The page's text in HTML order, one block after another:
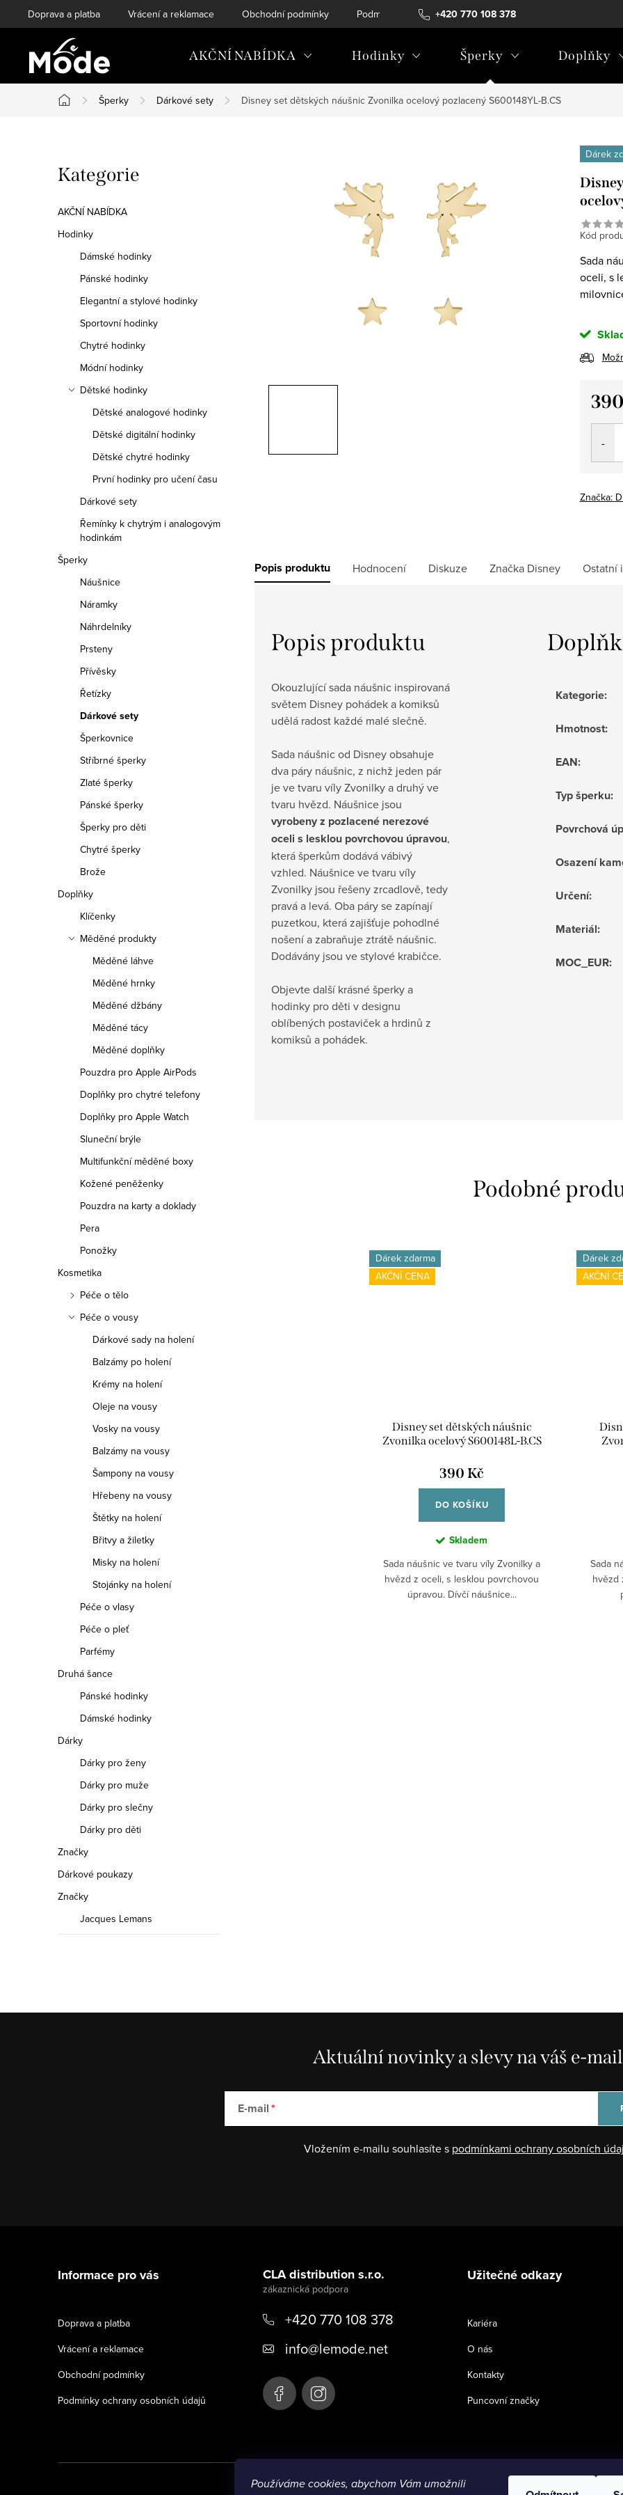
Používáme cookies, abychom Vám umožnili
na
+420 770 108 378
Doprava a platba Vrácení a reklamace Obchodní podmínky Podmínky ochrany osobních údajů
AKČNÍ NABÍDKA Hodinky Šperky Doplňky
Domů
Šperky Dárkové sety Disney set dětských náušnic Zvonilka ocelový pozlacený S600148YL-B.CS
o
s
t
Přeskočit
kategorie
Kategorie
AKČNÍ NABÍDKA
Hodinky
Dámské hodinky
Pánské hodinky
Elegantní a stylové hodinky
Sportovní hodinky
Chytré hodinky
Módní hodinky
Dětské hodinky
Dětské analogové hodinky
Dětské digitální hodinky
Dětské chytré hodinky
První hodinky pro učení času
Dárkové sety
Řemínky k chytrým i analogovým
hodinkám
Šperky
Náušnice
Náramky
Náhrdelníky
Prsteny
Přívěsky
Řetízky
Dárkové sety
Šperkovnice
Stříbrné šperky
Zlaté šperky
Pánské šperky
Šperky pro děti
Chytré šperky
Brože
Doplňky
Klíčenky
Měděné produkty
Měděné láhve
Měděné hrnky
Měděné džbány
Měděné tácy
Měděné doplňky
Pouzdra pro Apple AirPods
Doplňky pro chytré telefony
Doplňky pro Apple Watch
Sluneční brýle
Multifunkční měděné boxy
Kožené peněženky
Pouzdra na karty a doklady
Pera
Ponožky
Kosmetika
Péče o tělo
Péče o vousy
Dárkové sady na holení
Balzámy po holení
Krémy na holení
Oleje na vousy
Vosky na vousy
Balzámy na vousy
Šampony na vousy
Hřebeny na vousy
Štětky na holení
Břitvy a žiletky
Misky na holení
Stojánky na holení
Péče o vlasy
Péče o pleť
Parfémy
Druhá šance
Pánské hodinky
Dámské hodinky
Dárky
Dárky pro ženy
Dárky pro muže
Dárky pro slečny
Dárky pro děti
Značky
Dárkové poukazy
Značky
Jacques Lemans
Dárek
Kód
Sada
oceli, s
Měrná
Značka:
Popis produktu Hodnocení Diskuze Značka Disney Ostatní
Popis produktu
Okouzlující sada náušnic inspirovaná
světem Disney pohádek a komiksů
udělá radost každé malé slečně.
Sada náušnic od Disney obsahuje
dva páry náušnic, z nichž jeden pár
je ve tvaru víly Zvonilky a druhý ve
tvaru hvězd. Náušnice jsou
vyrobeny z pozlacené nerezové
oceli s lesklou povrchovou úpravou,
která šperkům dodává vábivý
vzhled. Náušnice ve tvaru víly
Zvonilky jsou řešeny zrcadlově, tedy
pravá a levá. Oba páry se zapínají
puzetkou, která zajišťuje pohodlné
nošení a zabraňuje ztrátě náušnic.
Dodávány jsou ve stylové krabičce.
Objevte další krásné šperky a
hodinky pro děti v designu
oblíbených postaviček a hrdinů z
komiksů a pohádek.
Kategorie:
Hmotnost:
EAN:
Typ šperku:
Povrchová
Osazení
Určení:
Materiál:
MOC_EUR:
Dárek zdarma
AKČNÍ CENA
Disney set dětských náušnic
Zvonilka ocelový S600148L-B.CS
390 Kč
DO KOŠÍKU
Skladem
Sada náušnic ve tvaru víly Zvonilky a
hvězd z oceli, s lesklou povrchovou
úpravou. Dívčí náušnice...
Dárek
AKČNÍ
Sada
hvězd
Aktuální novinky a slevy na váš e-mail
E-mail
Vložením e-mailu souhlasíte s podmínkami ochrany osobních
Informace pro vás
Doprava a platba
Vrácení a reklamace
Obchodní podmínky
Podmínky ochrany osobních údajů
CLA distribution s.r.o.
+420 770 108 378
info@lemode.net
Užitečné odkazy
Kariéra
O nás
Kontakty
Puncovní značky